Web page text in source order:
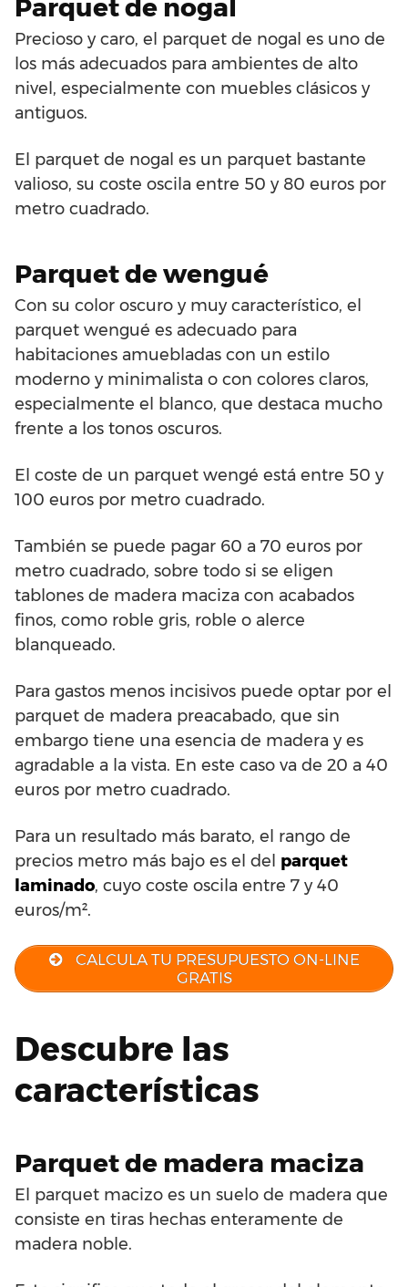
Parquet de nogal
Precioso y caro, el parquet de nogal es uno de
los más adecuados para ambientes de alto
nivel, especialmente con muebles clásicos y
antiguos.
El parquet de nogal es un parquet bastante
valioso, su coste oscila entre 50 y 80 euros por
metro cuadrado.
Parquet de wengué
Con su color oscuro y muy característico, el
parquet wengué es adecuado para
habitaciones amuebladas con un estilo
moderno y minimalista o con colores claros,
especialmente el blanco, que destaca mucho
frente a los tonos oscuros.
El coste de un parquet wengé está entre 50 y
100 euros por metro cuadrado.
También se puede pagar 60 a 70 euros por
metro cuadrado, sobre todo si se eligen
tablones de madera maciza con acabados
finos, como roble gris, roble o alerce
blanqueado.
Para gastos menos incisivos puede optar por el
parquet de madera preacabado, que sin
embargo tiene una esencia de madera y es
agradable a la vista. En este caso va de 20 a 40
euros por metro cuadrado.
Para un resultado más barato, el rango de
precios metro más bajo es el del parquet
laminado, cuyo coste oscila entre 7 y 40
euros/m².
CALCULA TU PRESUPUESTO ON-LINE
GRATIS
Descubre las
características
Parquet de madera maciza
El parquet macizo es un suelo de madera que
consiste en tiras hechas enteramente de
madera noble.